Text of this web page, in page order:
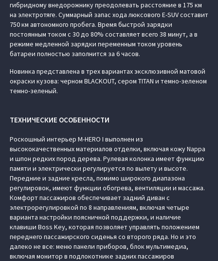
гибридному внедорожнику преодолевать расстояние в 175 км
на электротяге. Суммарный запас хода люксового E-SUV составит
750 км автономного пробега. Время быстрой зарядки
постоянным током с 30 до 80% составляет всего 38 минут, а в
режиме медленной зарядки переменным током уровень
батареи полностью заполнится за 6 часов.
Новинка представлена в трех вариантах эксклюзивной матовой
окраски кузова: черном BLACKOUT, сером TITAN и темно-зеленом
темно-зеленый.
ТЕХНИЧЕСКИЕ ОСОБЕННОСТИ
Роскошный интерьер M‑HERO I выполнен из
высококачественных материалов отделки, включая кожу Nappa
и шпон редких пород дерева. Рулевая колонка имеет функцию
памяти и электрически регулируется по вылету и высоте.
Передние и задние кресла, помимо широкого диапазона
регулировок, имеют функции обогрева, вентиляции и массажа.
Комфорт пассажиров обеспечивает задний диван с
электрорегулировкой по 8 направлениям, включая четыре
варианта настройки поясничной поддержки, и наличие
клавиши Boss Key, которая позволяет управлять положением
переднего пассажирского сиденья со второго ряда. Но и это
далеко не все: меню панели приборов, блок мультимедиа,
включая монитор в подлокотнике задних пассажиров